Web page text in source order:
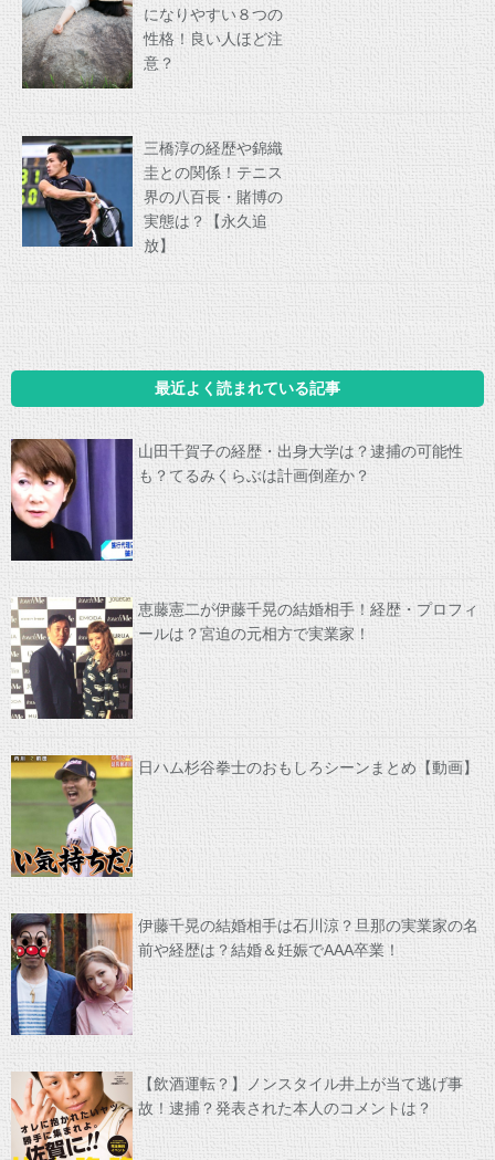
になりやすい８つの
性格！良い人ほど注
意？
三橋淳の経歴や錦織
圭との関係！テニス
界の八百長・賭博の
実態は？【永久追
放】
最近よく読まれている記事
山田千賀子の経歴・出身大学は？逮捕の可能性
も？てるみくらぶは計画倒産か？
恵藤憲二が伊藤千晃の結婚相手！経歴・プロフィ
ールは？宮迫の元相方で実業家！
日ハム杉谷拳士のおもしろシーンまとめ【動画】
伊藤千晃の結婚相手は石川涼？旦那の実業家の名
前や経歴は？結婚＆妊娠でAAA卒業！
【飲酒運転？】ノンスタイル井上が当て逃げ事
故！逮捕？発表された本人のコメントは？